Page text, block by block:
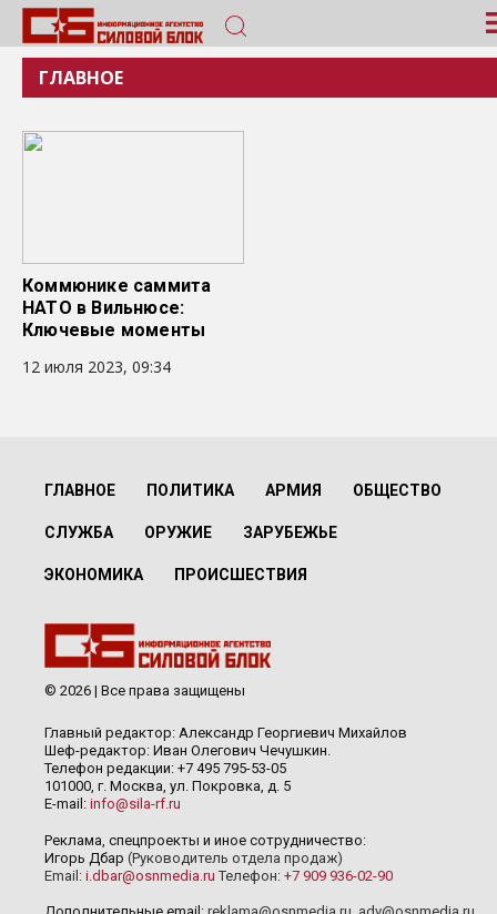
ГЛАВНОЕ
Коммюнике саммита
НАТО в Вильнюсе:
Ключевые моменты
12 июля 2023, 09:34
ГЛАВНОЕ ПОЛИТИКА АРМИЯ ОБЩЕСТВО
СЛУЖБА ОРУЖИЕ ЗАРУБЕЖЬЕ
ЭКОНОМИКА ПРОИСШЕСТВИЯ
© 2026 | Все права защищены
Главный редактор: Александр Георгиевич Михайлов
Шеф-редактор: Иван Олегович Чечушкин.
Телефон редакции: +7 495 795-53-05
101000, г. Москва, ул. Покровка, д. 5
E-mail: info@sila-rf.ru
Реклама, спецпроекты и иное сотрудничество:
Игорь Дбар (Руководитель отдела продаж)
Email: i.dbar@osnmedia.ru Телефон: +7 909 936-02-90